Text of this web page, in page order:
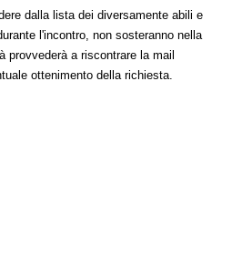
dalla lista dei diversamente abili e
l'incontro, non sosteranno nella
provvederà a riscontrare la mail
ottenimento della richiesta.